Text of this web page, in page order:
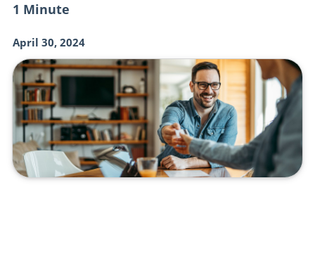
1 Minute
April 30, 2024